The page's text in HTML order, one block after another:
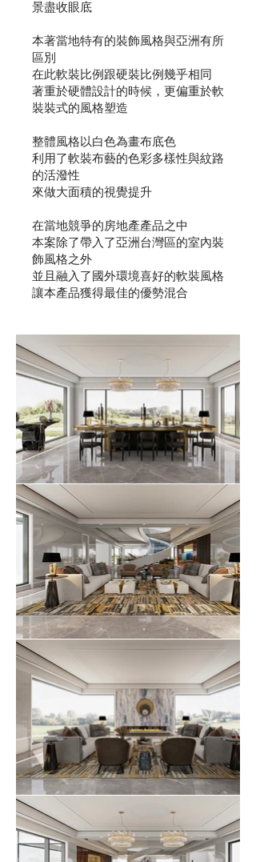
景盡收眼底
本著當地特有的裝飾風格與亞洲有所
區別
在此軟裝比例跟硬裝比例幾乎相同
著重於硬體設計的時候，更偏重於軟
裝裝式的風格塑造
​整體風格以白色為畫布底色
利用了軟裝布藝的色彩多樣性與紋路
的活潑性
來做大面積的視覺提升
​在當地競爭的房地產產品之中
本案除了帶入了亞洲台灣區的室內裝
飾風格之外
並且融入了國外環境喜好的軟裝風格
讓本產品獲得最佳的優勢混合